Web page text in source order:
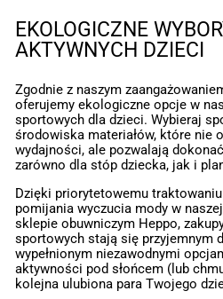
EKOLOGICZNE
AKTYWNYCH DZIECI
Zgodnie z naszym
oferujemy ekologiczne opcje w
sportowych dla dzieci. Wybieraj
środowiska materiałów, które nie
wydajności, ale pozwalają
zarówno dla stóp dziecka, jak i
Dzięki priorytetowemu
pomijania wyczucia mody w
sklepie obuwniczym Heppo,
sportowych stają się przyjemnym
wypełnionym niezawodnymi
aktywności pod słońcem (lub
kolejna ulubiona para Twojego